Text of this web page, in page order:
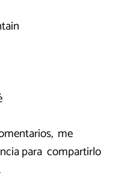
me
para compartirlo